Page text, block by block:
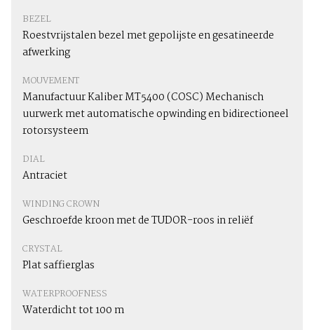
BEZEL
Roestvrijstalen bezel met gepolijste en gesatineerde
afwerking
MOUVEMENT
Manufactuur Kaliber MT5400 (COSC) Mechanisch
uurwerk met automatische opwinding en bidirectioneel
rotorsysteem
DIAL
Antraciet
WINDING CROWN
Geschroefde kroon met de TUDOR-roos in reliëf
CRYSTAL
Plat saffierglas
WATERPROOFNESS
Waterdicht tot 100 m